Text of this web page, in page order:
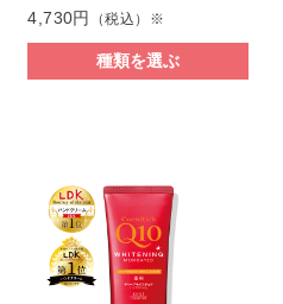
4,730円
（税込）※
種類を選ぶ